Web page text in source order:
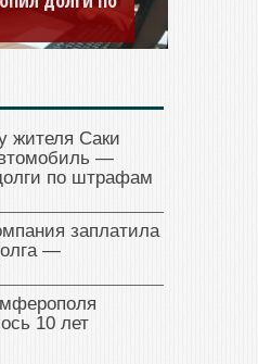
жителя Саки
—
по штрафам
заплатила
—
10 лет